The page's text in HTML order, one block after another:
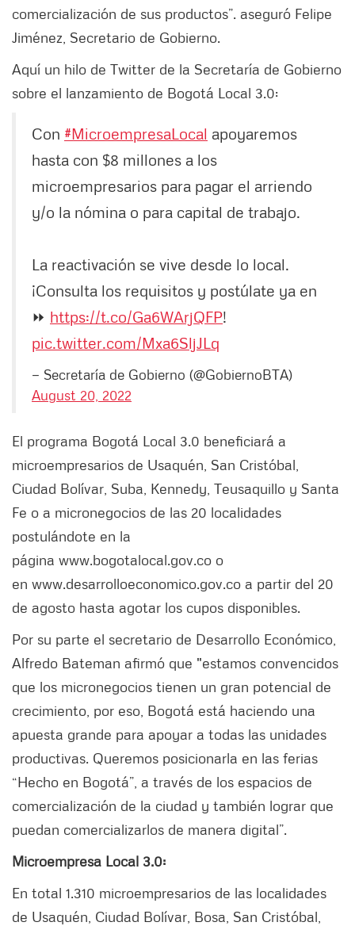
comercialización de sus productos”. aseguró Felipe
Jiménez, Secretario de Gobierno.
Aquí un hilo de Twitter de la Secretaría de Gobierno
sobre el lanzamiento de Bogotá Local 3.0:
Con #MicroempresaLocal apoyaremos
hasta con $8 millones a los
microempresarios para pagar el arriendo
y/o la nómina o para capital de trabajo.
La reactivación se vive desde lo local.
¡Consulta los requisitos y postúlate ya en
⏩ https://t.co/Ga6WArjQFP!
pic.twitter.com/Mxa6SljJLq
— Secretaría de Gobierno (@GobiernoBTA)
August 20, 2022
El programa Bogotá Local 3.0 beneficiará a
microempresarios de Usaquén, San Cristóbal,
Ciudad Bolívar, Suba, Kennedy, Teusaquillo y Santa
Fe o a micronegocios de las 20 localidades
postulándote en la
página www.bogotalocal.gov.co o
en www.desarrolloeconomico.gov.co a partir del 20
de agosto hasta agotar los cupos disponibles.
Por su parte el secretario de Desarrollo Económico,
Alfredo Bateman afirmó que "estamos convencidos
que los micronegocios tienen un gran potencial de
crecimiento, por eso, Bogotá está haciendo una
apuesta grande para apoyar a todas las unidades
productivas. Queremos posicionarla en las ferias
“Hecho en Bogotá”, a través de los espacios de
comercialización de la ciudad y también lograr que
puedan comercializarlos de manera digital”.
Microempresa Local 3.0:
En total 1.310 microempresarios de las localidades
de Usaquén, Ciudad Bolívar, Bosa, San Cristóbal,